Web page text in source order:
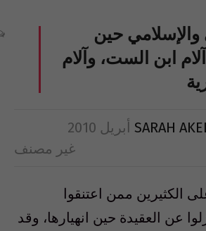
والإسلامي حين
آلام ابن الست، وآلام
SARAH
غير مصنف
الكثيرين ممن اعتنقوا
عن العقيدة حين انهيارها، وقد